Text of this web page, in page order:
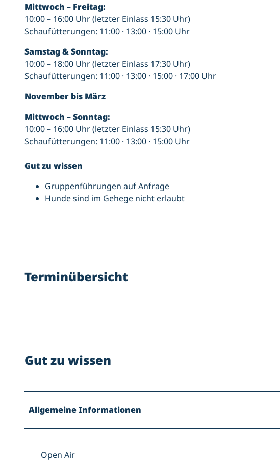
Mittwoch – Freitag:
10:00 – 16:00 Uhr (letzter Einlass 15:30 Uhr)
Schaufütterungen: 11:00 · 13:00 · 15:00 Uhr
Samstag & Sonntag:
10:00 – 18:00 Uhr (letzter Einlass 17:30 Uhr)
Schaufütterungen: 11:00 · 13:00 · 15:00 · 17:00 Uhr
November bis März
Mittwoch – Sonntag:
10:00 – 16:00 Uhr (letzter Einlass 15:30 Uhr)
Schaufütterungen: 11:00 · 13:00 · 15:00 Uhr
Gut zu wissen
Gruppenführungen auf Anfrage
Hunde sind im Gehege nicht erlaubt
Terminübersicht
Gut zu wissen
Allgemeine Informationen
Open Air